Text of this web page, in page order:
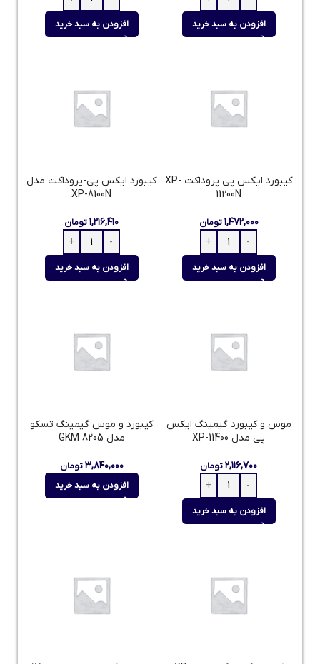
افزودن به سبد خرید افزودن به سبد خرید
کیبورد ایکس پی پروداکت XP-
11200N
۱,۴۷۲,۰۰۰ تومان
افزودن به سبد خرید
کیبورد ایکس پی-پروداکت مدل
XP-8100N
۱,۲۱۶,۴۱۰تومان
افزودن به سبد خرید
موس و کیبورد گیمینگ ایکس
پی مدل XP-11400
۲,۱۱۶,۷۰۰تومان
افزودن به سبد خرید
کیبورد و موس گیمینگ تسکو
مدل GKM 8205
۳,۸۴۰,۰۰۰ تومان
افزودن به سبد خرید